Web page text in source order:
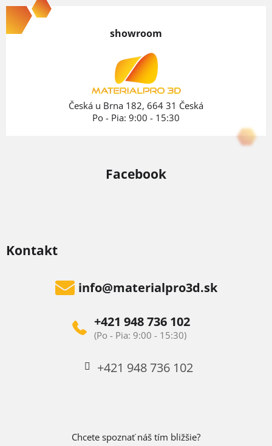
á
p
Kontakt
info@materialpro3d.sk
+421 948 736 102
+421 948 736 102
Chcete spoznať náš tím bližšie?
showroom
Česká u Brna 182, 664 31 Česká
Po - Pia: 9:00 - 15:30
Facebook